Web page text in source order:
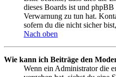
dieses Boards ist und
Verwarnung zu tun hat.
sofern du die nicht sicher
Nach oben
Wie kann ich Beiträge den
Wenn ein Administrator die